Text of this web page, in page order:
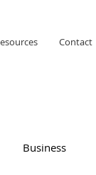
Contact
Business